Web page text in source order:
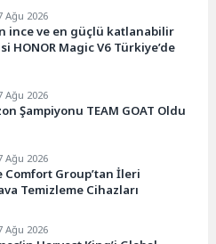
Ağu 2026
ince ve en güçlü katlanabilir
HONOR Magic V6 Türkiye’de
Ağu 2026
Şampiyonu TEAM GOAT Oldu
Ağu 2026
Comfort Group’tan İleri
Temizleme Cihazları
Ağu 2026